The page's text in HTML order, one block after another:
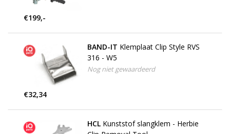
€199,-
BAND-IT Klemplaat Clip Style RVS
316 - W5
Nog niet gewaardeerd
€32,34
HCL Kunststof slangklem - Herbie